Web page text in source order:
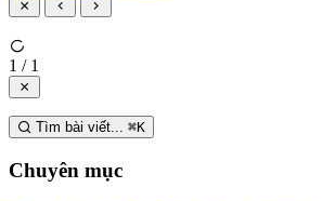
1 / 1
Tìm bài viết... ⌘K
Chuyên mục